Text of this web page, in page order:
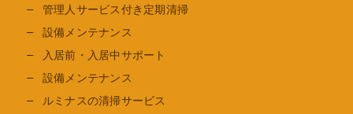
管理人サービス付き定期清掃
設備メンテナンス
入居前・入居中サポート
設備メンテナンス
ルミナスの清掃サービス